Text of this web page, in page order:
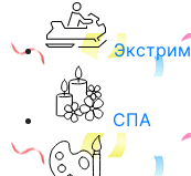
Экстрим
СПА